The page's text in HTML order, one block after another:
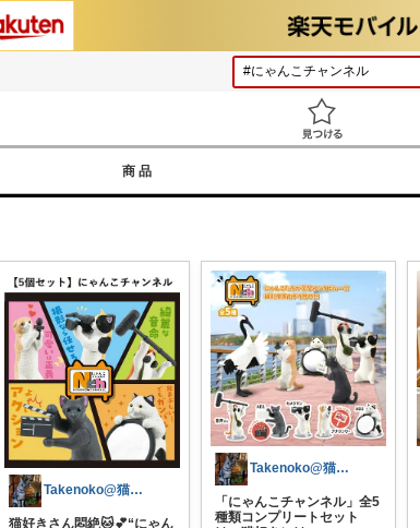
商品
Takenoko@猫関連グッズ中心です！
猫好きさん悶絶🐱💕“にゃん
Takenoko@猫関連グッズ中心です！
「にゃんこチャンネル」全5
種類コンプリートセット